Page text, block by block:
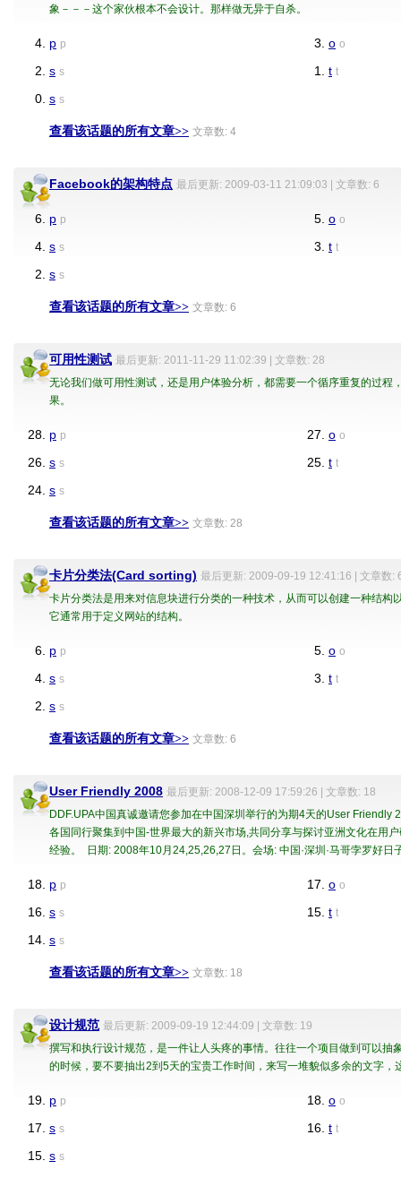
象－－－这个家伙根本不会设计。那样做无异于自杀。
4. p p 3. o o
2. s s 1. t t
0. s s
查看该话题的所有文章>> 文章数: 4
Facebook的架构特点 最后更新: 2009-03-11 21:09:03 | 文章数: 6
6. p p 5. o o
4. s s 3. t t
2. s s
查看该话题的所有文章>> 文章数: 6
可用性测试 最后更新: 2011-11-29 11:02:39 | 文章数: 28
无论我们做可用性测试，还是用户体验分析，都需要一个循序重复的过程
果。
28. p p 27. o o
26. s s 25. t t
24. s s
查看该话题的所有文章>> 文章数: 28
卡片分类法(Card sorting) 最后更新: 2009-09-19 12:41:16 | 文章数:
卡片分类法是用来对信息块进行分类的一种技术，从而可以创建一种结构
它通常用于定义网站的结构。
6. p p 5. o o
4. s s 3. t t
2. s s
查看该话题的所有文章>> 文章数: 6
User Friendly 2008 最后更新: 2008-12-09 17:59:26 | 文章数: 18
DDF.UPA中国真诚邀请您参加在中国深圳举行的为期4天的User Friendly
各国同行聚集到中国-世界最大的新兴市场,共同分享与探讨亚洲文化在用
经验。 日期: 2008年10月24,25,26,27日。会场: 中国·深圳·马哥孛罗好日
18. p p 17. o o
16. s s 15. t t
14. s s
查看该话题的所有文章>> 文章数: 18
设计规范 最后更新: 2009-09-19 12:44:09 | 文章数: 19
撰写和执行设计规范，是一件让人头疼的事情。往往一个项目做到可以抽
的时候，要不要抽出2到5天的宝贵工作时间，来写一堆貌似多余的文字，
19. p p 18. o o
17. s s 16. t t
15. s s